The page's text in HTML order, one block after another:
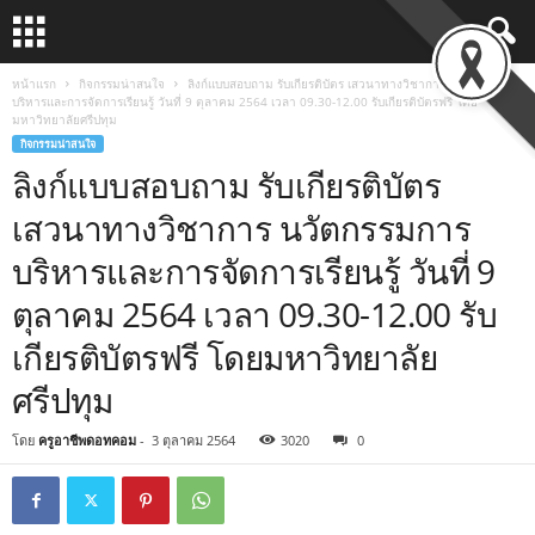
หน้าแรก กิจกรรมน่าสนใจ
ลิงก์แบบสอบถาม รับเกียรติบัตร เสวนาทางวิชาการ นวัตกรรมการ
บริหารและการจัดการเรียนรู้ วันที่ 9 ตุลาคม 2564 เวลา 09.30-12.00 รับเกียรติบัตรฟรี โดย
มหาวิทยาลัยศรีปทุม
กิจกรรมน่าสนใจ
ลิงก์แบบสอบถาม รับเกียรติบัตร
เสวนาทางวิชาการ นวัตกรรมการ
บริหารและการจัดการเรียนรู้ วันที่ 9
ตุลาคม 2564 เวลา 09.30-12.00 รับ
เกียรติบัตรฟรี โดยมหาวิทยาลัย
ศรีปทุม
โดย ครูอาชีพดอทคอม - 3 ตุลาคม 2564 3020 0